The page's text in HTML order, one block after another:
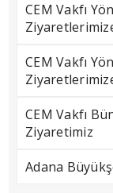
CEM Vakfı
CEM Vakfı
CEM Vakfı
Ziyaretimiz
Adana